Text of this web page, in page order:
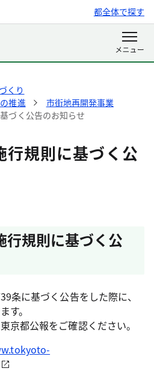
都全体で探す
くり
推進
市街地再開発事業
づく公告のお知らせ
行規則に基づく公
行規則に基づく公
条に基づく公告をした際に、
す。
京都公報をご確認ください。